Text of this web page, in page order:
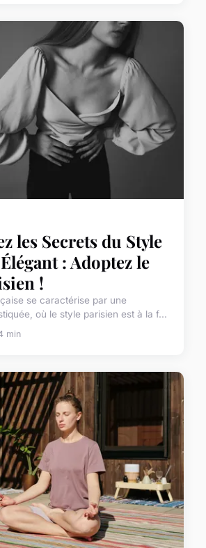
les Secrets du Style
: Adoptez le
!
se caractérise par une
où le style parisien est à la f...
min